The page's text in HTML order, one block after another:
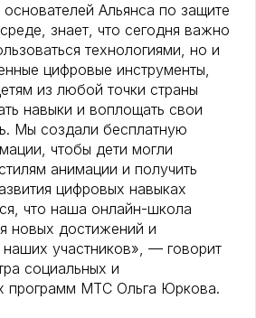
Альянса по защите
знает, что сегодня важно
технологиями, но и
цифровые инструменты,
из любой точки страны
навыки и воплощать свои
Мы создали бесплатную
чтобы дети могли
анимации и получить
цифровых навыках
что наша онлайн-школа
новых достижений и
наших участников», — говорит
социальных и
программ МТС Ольга Юркова.